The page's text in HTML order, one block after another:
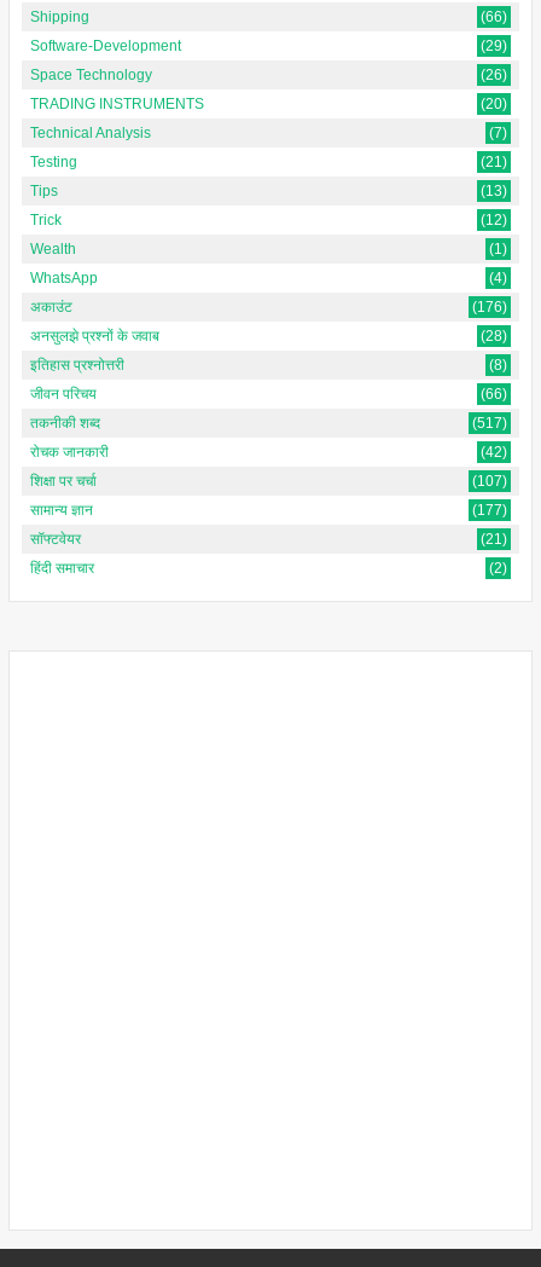
Shipping
(66)
Software-Development
(29)
Space Technology
(26)
TRADING INSTRUMENTS
(20)
Technical Analysis
(7)
Testing
(21)
Tips
(13)
Trick
(12)
Wealth
(1)
WhatsApp
(4)
अकाउंट
(176)
अनसुलझे प्रश्नों के जवाब
(28)
इतिहास प्रश्नोत्तरी
(8)
जीवन परिचय
(66)
तकनीकी शब्द
(517)
रोचक जानकारी
(42)
शिक्षा पर चर्चा
(107)
सामान्य ज्ञान
(177)
सॉफ्टवेयर
(21)
हिंदी समाचार
(2)